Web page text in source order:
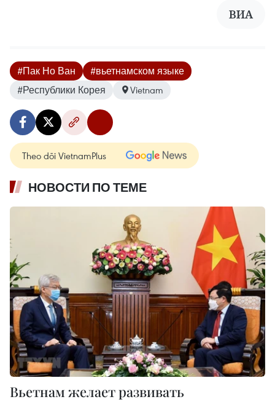
ВИА
#Пак Но Ван
#вьетнамском языке
#Республики Корея
Vietnam
Theo dõi VietnamPlus
НОВОСТИ ПО ТЕМЕ
Вьетнам желает развивать